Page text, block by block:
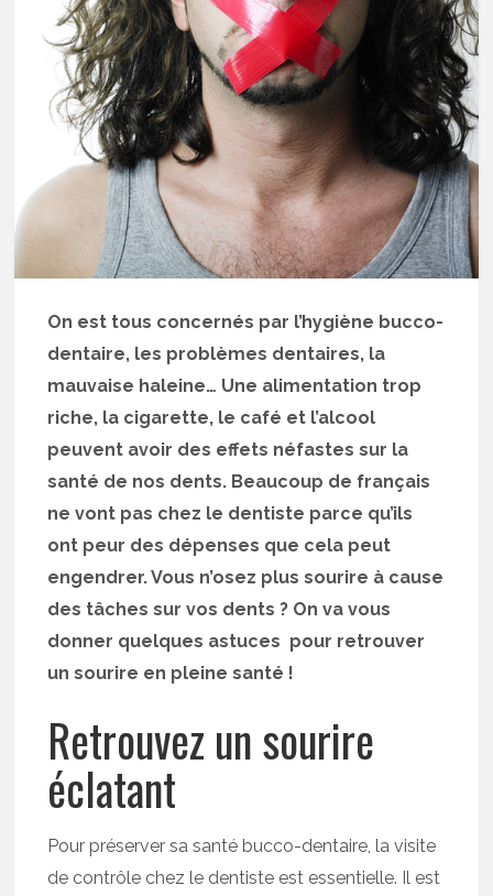
On est tous concernés par l’hygiène bucco-
dentaire, les problèmes dentaires, la
mauvaise haleine… Une alimentation trop
riche, la cigarette, le café et l’alcool
peuvent avoir des effets néfastes sur la
santé de nos dents. Beaucoup de français
ne vont pas chez le dentiste parce qu’ils
ont peur des dépenses que cela peut
engendrer. Vous n’osez plus sourire à cause
des tâches sur vos dents ? On va vous
donner quelques astuces pour retrouver
un sourire en pleine santé !
Retrouvez un sourire
éclatant
Pour préserver sa santé bucco-dentaire, la visite
de contrôle chez le dentiste est essentielle. Il est